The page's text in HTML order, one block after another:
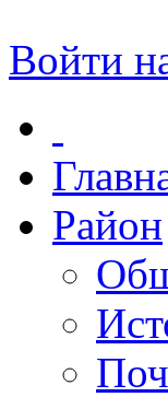
Войти
Район